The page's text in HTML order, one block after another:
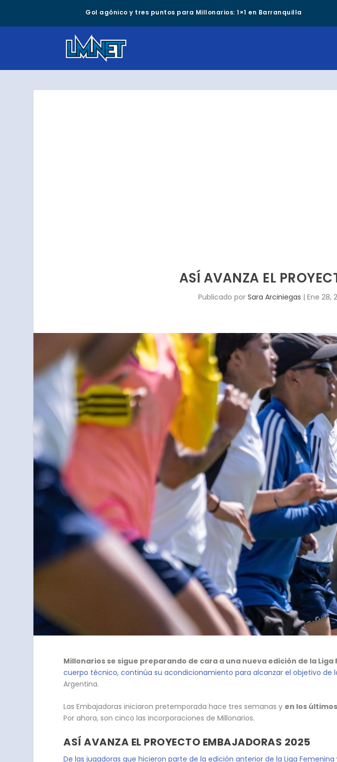
Gol agónico y tres puntos para Millonarios: 1×1 en Barranquilla
ASÍ AVANZA EL
Publicado por Sara Arciniegas | Ene 28,
Millonarios se sigue preparando de cara a una nueva edición de la Liga
cuerpo técnico, continúa su acondicionamiento para alcanzar el objetivo de
Argentina.
Las Embajadoras iniciaron pretemporada hace tres semanas y en los
Por ahora, son cinco las incorporaciones de Millonarios.
ASÍ AVANZA EL PROYECTO EMBAJADORAS 2025
De las jugadoras que hicieron parte de la edición anterior de la Liga Femenina